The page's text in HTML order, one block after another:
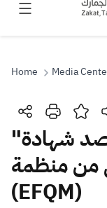
Search
Search
Home Media
"الزكاة والدخل" تحصد شهادة
من منظمة
(EFQM)